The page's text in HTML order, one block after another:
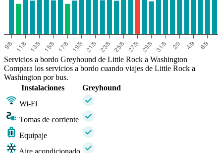
Servicios a bordo Greyhound de Little Rock a Washington
Compara los servicios a bordo cuando viajes de Little Rock a
Washington por bus.
Instalaciones
Greyhound
Wi-Fi
Tomas de corriente
Equipaje
Aire acondicionado